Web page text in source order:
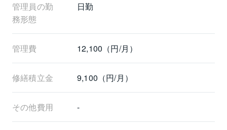
管理員の勤
務形態
日勤
管理費 12,100（円/月）
修繕積立金 9,100（円/月）
その他費用 -